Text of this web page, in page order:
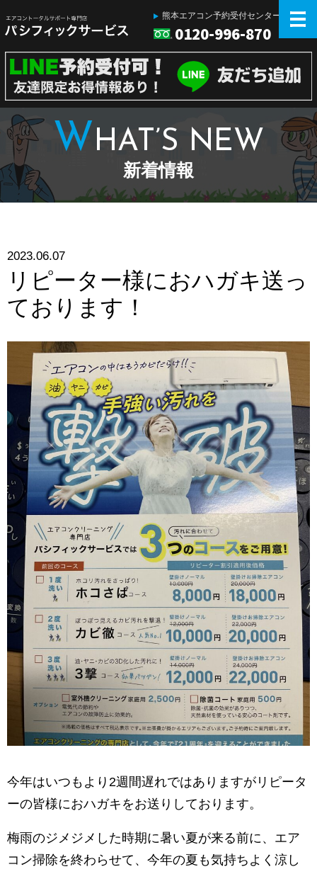
熊本エアコン予約受付センター
0120-996-870
W HAT’S NEW
新着情報
2023.06.07
リピーター様におハガキ送っ
ております！
今年はいつもより2週間遅れではありますがリピータ
ーの皆様におハガキをお送りしております。
梅雨のジメジメした時期に暑い夏が来る前に、エア
コン掃除を終わらせて、今年の夏も気持ちよく涼し